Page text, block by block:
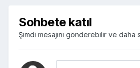
Sohbete katıl
Şimdi mesajını gönderebilir ve